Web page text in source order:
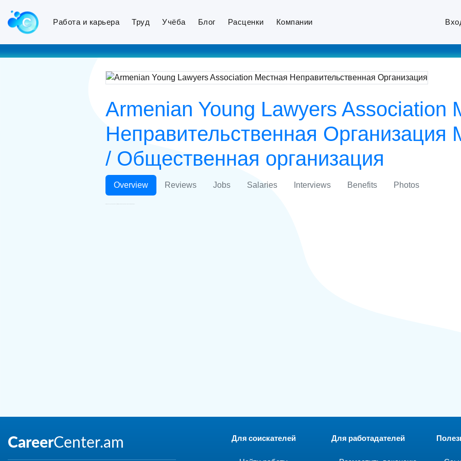
Работа и карьера Труд Учёба Блог Расценки Компании
Armenian Young Lawyers Association
Неправительственная
/ Общественная организация
Overview Reviews Jobs Salaries Interviews Benefits Photos
Для соискателей Для работадателей